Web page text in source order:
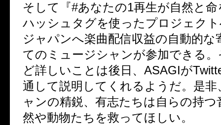
そして『#あなたの1再生が自然と
ハッシュタグを使ったプロジェク
ジャパンへ楽曲配信収益の自動的な
てのミュージシャンが参加できる
ど詳しいことは後日、ASAGIが
通して説明してくれるようだ。是
ャンの精鋭、有志たちは自らの持つ
然や動物たちを救ってほしい。